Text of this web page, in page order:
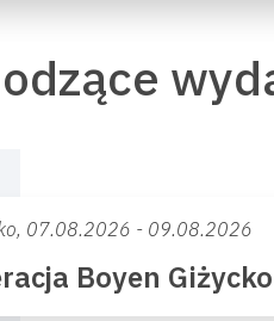
07.08.2026 - 09.08.2026
Boyen